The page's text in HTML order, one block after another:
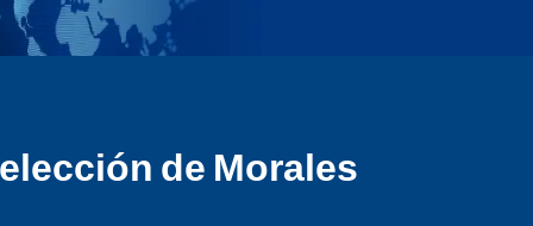
de Morales